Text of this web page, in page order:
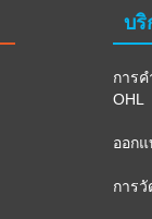
บริ
การ
OHL
ออก
การ